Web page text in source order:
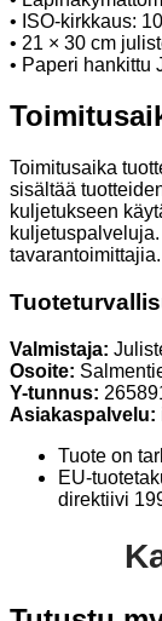
• ISO-kirkkaus:
• 21 × 30 cm
• Paperi hankittu
Toimitusaika
sisältää
kuljetukseen
Valmistaja:
Osoite:
Y-tunnus:
Asiakaspalvelu:
Tuote on
EU-
direktiivi